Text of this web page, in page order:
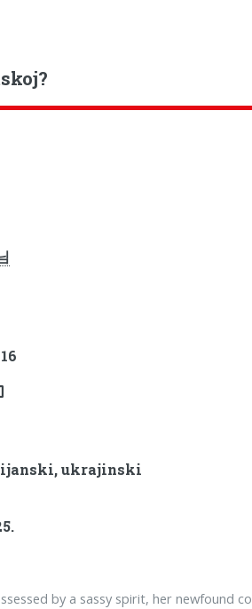
ukrajinski
by a sassy spirit, her newfound